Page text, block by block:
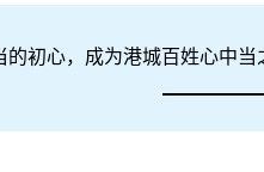
初心，成为港城百姓心中当